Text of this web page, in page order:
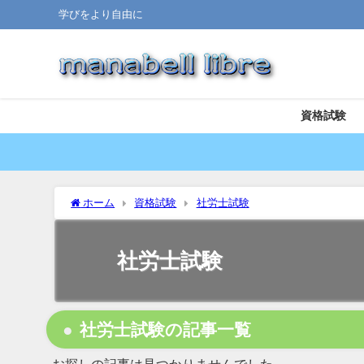
学びをより自由に
資格試験
ホーム 資格試験 社労士試験
社労士試験
社労士試験の記事一覧